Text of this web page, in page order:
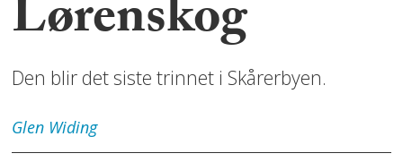
Lørenskog
Den blir det siste trinnet i Skårerbyen.
Glen Widing